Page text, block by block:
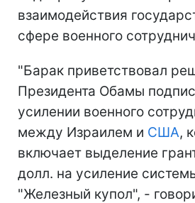
взаимодействия
сфере военного
"Барак приветствовал
Президента Обамы
усилении военного
между Израилем и США,
включает выделение
долл. на усиление
"Железный купол", -